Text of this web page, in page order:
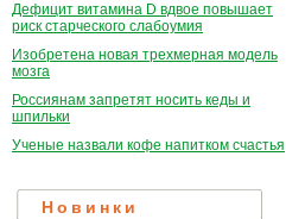
Дефицит витамина D вдвое повышает
риск старческого слабоумия
Изобретена новая трехмерная модель
мозга
Россиянам запретят носить кеды и
шпильки
Ученые назвали кофе напитком счастья
Новинки